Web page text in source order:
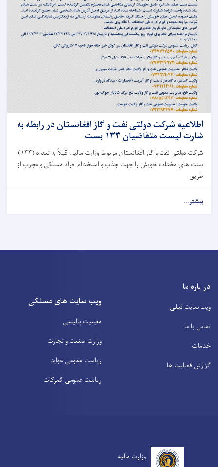
اطلاعیه شرکت دولتی نفت و گاز افغانستان در رابطه به
شارت لیست متقاضیان ۱۳۳ بست
شرکت دولتی نفت و گاز افغانستان مربوط وزارت مالیه، قبلاً به تعداد (۱۳۳)
بست های مختلف خویش را جهت جذب و استخدام افراد مسلکی و مجرب از
طریق
بیشتر...
در باره ما
ویب سایت قبلی
تماس با ما
خدمات
گزارش فعالیت ها
ویب سایت های مسلکی
معینیت پالیسی
وزارت صنعت و تجارت
ریاست عمومی عواید
ریاست عمومی گمرکات
وزارت مالیه